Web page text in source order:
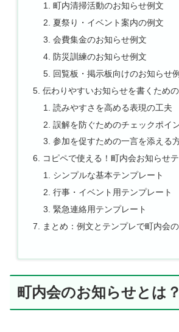
町内清掃活動のお知らせ例文
夏祭り・イベント案内の例文
会費集金のお知らせ例文
防災訓練のお知らせ例文
回覧板・掲示板向けのお知らせ
伝わりやすいお知らせを書くため
読みやすさを高める表現の工夫
誤解を防ぐためのチェックポイ
参加を促すための一言を添える
コピペで使える！町内会お知らせ
シンプルな基本テンプレート
行事・イベント用テンプレート
緊急連絡用テンプレート
まとめ：例文とテンプレで町内会
町内会のお知らせとは？